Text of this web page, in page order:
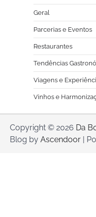
Geral
Parcerias e Eventos
Restaurantes
Tendências
Viagens e
Vinhos e
Copyright © 2026 Da
Blog by Ascendoor |